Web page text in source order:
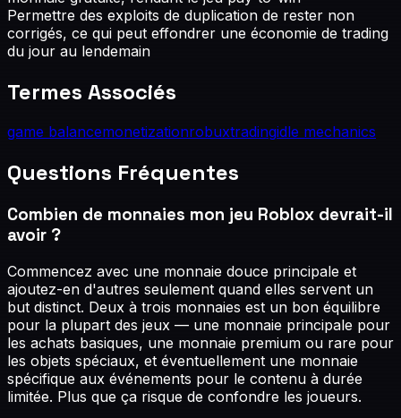
Permettre des exploits de duplication de rester non
corrigés, ce qui peut effondrer une économie de trading
du jour au lendemain
Termes Associés
game balancemonetizationrobuxtradingidle mechanics
Questions Fréquentes
Combien de monnaies mon jeu Roblox devrait-il
avoir ?
Commencez avec une monnaie douce principale et
ajoutez-en d'autres seulement quand elles servent un
but distinct. Deux à trois monnaies est un bon équilibre
pour la plupart des jeux — une monnaie principale pour
les achats basiques, une monnaie premium ou rare pour
les objets spéciaux, et éventuellement une monnaie
spécifique aux événements pour le contenu à durée
limitée. Plus que ça risque de confondre les joueurs.